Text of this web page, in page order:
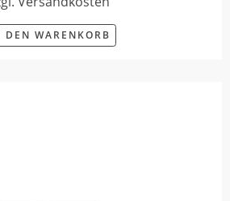
DEN WARENKORB